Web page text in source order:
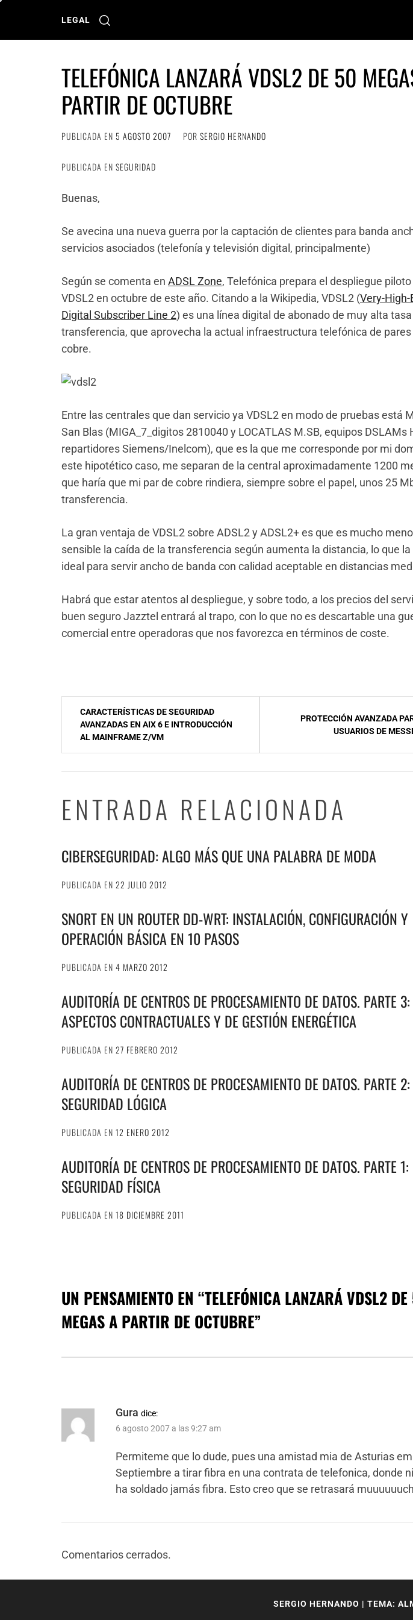
LEGAL
TELEFÓNICA LANZARÁ VDSL2 DE 50
PARTIR DE OCTUBRE
PUBLICADA EN 5 AGOSTO 2007 POR SERGIO HERNANDO
PUBLICADA EN SEGURIDAD
Buenas,
Se avecina una nueva guerra por la captación de clientes para banda
servicios asociados (telefonía y televisión digital, principalmente)
Según se comenta en ADSL Zone, Telefónica prepara el despliegue piloto
VDSL2 en octubre de este año. Citando a la Wikipedia, VDSL2 (Very-High-
Digital Subscriber Line 2) es una línea digital de abonado de muy alta
transferencia, que aprovecha la actual infraestructura telefónica de pares
cobre.
Entre las centrales que dan servicio ya VDSL2 en modo de pruebas está
San Blas (MIGA_7_digitos 2810040 y LOCATLAS M.SB, equipos DSLAMs
repartidores Siemens/Inelcom), que es la que me corresponde por mi
este hipotético caso, me separan de la central aproximadamente 1200
que haría que mi par de cobre rindiera, siempre sobre el papel, unos 25
transferencia.
La gran ventaja de VDSL2 sobre ADSL2 y ADSL2+ es que es mucho
sensible la caída de la transferencia según aumenta la distancia, lo que la
ideal para servir ancho de banda con calidad aceptable en distancias
Habrá que estar atentos al despliegue, y sobre todo, a los precios del
buen seguro Jazztel entrará al trapo, con lo que no es descartable una
comercial entre operadoras que nos favorezca en términos de coste.
NavegaciÃ³n
entradas
CARACTERÍSTICAS DE SEGURIDAD
AVANZADAS EN AIX 6 E INTRODUCCIÓN
AL MAINFRAME Z/VM
PROTECCIÓN AVANZADA
USUARIOS DE
ENTRADA RELACIONADA
CIBERSEGURIDAD: ALGO MÁS QUE UNA PALABRA DE MODA
PUBLICADA EN 22 JULIO 2012
SNORT EN UN ROUTER DD-WRT: INSTALACIÓN, CONFIGURACIÓN Y
OPERACIÓN BÁSICA EN 10 PASOS
PUBLICADA EN 4 MARZO 2012
AUDITORÍA DE CENTROS DE PROCESAMIENTO DE DATOS. PARTE 3:
ASPECTOS CONTRACTUALES Y DE GESTIÓN ENERGÉTICA
PUBLICADA EN 27 FEBRERO 2012
AUDITORÍA DE CENTROS DE PROCESAMIENTO DE DATOS. PARTE 2:
SEGURIDAD LÓGICA
PUBLICADA EN 12 ENERO 2012
AUDITORÍA DE CENTROS DE PROCESAMIENTO DE DATOS. PARTE 1:
SEGURIDAD FÍSICA
PUBLICADA EN 18 DICIEMBRE 2011
UN PENSAMIENTO EN “TELEFÓNICA LANZARÁ VDSL2
MEGAS A PARTIR DE OCTUBRE”
Gura dice:
6 agosto 2007 a las 9:27 am
Permiteme que lo dude, pues una amistad mia de Asturias
Septiembre a tirar fibra en una contrata de telefonica, donde
ha soldado jamás fibra. Esto creo que se retrasará
Comentarios cerrados.
SERGIO HERNANDO | TEMA: